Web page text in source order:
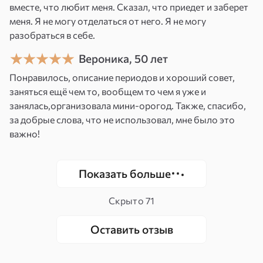
Привлечение идеального партнера.
Привлечение нужного вам человека,
который соответствует вашему идеалу.
Усиление личной привлекательности
Повышение вашей личной энергетики и
привлекательности для нужного вам
человека.
Четкость желаний. Определение и
визуализация качеств и черт характера,
которые вы ищете в партнере.
энергий, направленных на привлечение
Дополнительные советы
вместе, что любит меня. Сказал, что приедет и заберет
меня. Я не могу отделаться от него. Я не могу
разобраться в себе.
Вероника, 50 лет
Понравилось, описание периодов и хороший совет,
заняться ещё чем то, вообщем то чем я уже и
занялась,организовала мини-орогод. Также, спасибо,
за добрые слова, что не использовал, мне было это
важно!
Показать больше
Скрыто 71
Оставить отзыв